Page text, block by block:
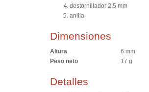
destornillador 2.5 mm
anilla
Dimensiones
Altura
6 mm
Peso neto 17 g
Detalles